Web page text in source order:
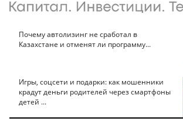
Почему автолизинг не сработал в
Казахстане и отменят ли программу...
Игры, соцсети и подарки: как мошенники
крадут деньги родителей через смартфоны
детей ...